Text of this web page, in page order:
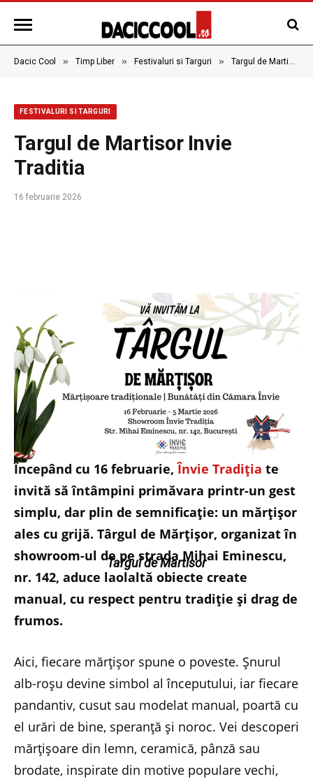
Dacic Cool » Timp Liber » Festivaluri si Targuri » Targul de Martisor Invie Traditia
FESTIVALURI SI TARGURI
Targul de Martisor Invie
Traditia
16 februarie 2026
Targul de Martisor
Începând cu 16 februarie,Învie Tradiția te
invită să întâmpini primăvara printr-un gest
simplu, dar plin de semnificație: un mărțișor
ales cu grijă. Târgul de Mărțișor, organizat în
showroom-ul de pe strada Mihai Eminescu,
nr. 142, aduce laolaltă obiecte create
manual, cu respect pentru tradiție și drag de
frumos.
Aici, fiecare mărțișor spune o poveste. Șnurul
alb-roșu devine simbol al începutului, iar fiecare
pandantiv, cusut sau modelat manual, poartă cu
el urări de bine, speranță și noroc. Vei descoperi
mărțișoare din lemn, ceramică, pânză sau
brodate, inspirate din motive populare vechi,